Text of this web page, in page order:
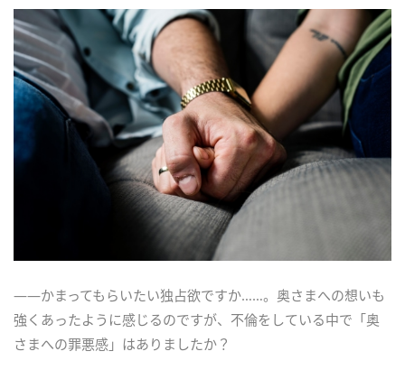
――かまってもらいたい独占欲ですか……。奥さまへの想いも
強くあったように感じるのですが、不倫をしている中で「奥
さまへの罪悪感」はありましたか？